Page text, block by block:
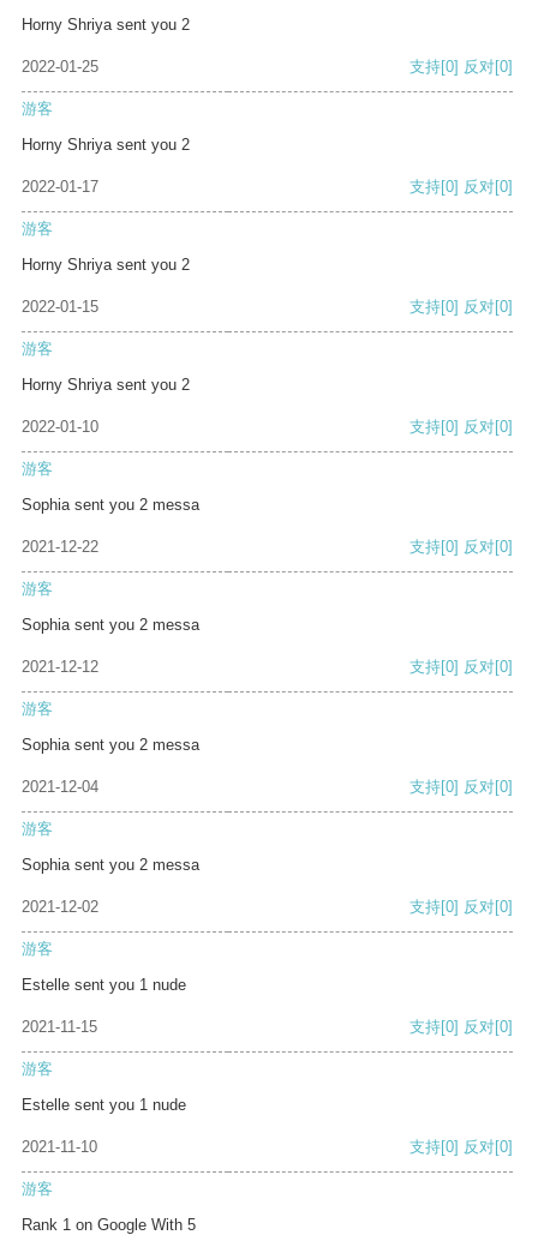
Horny Shriya sent you 2
2022-01-25 支持[0] 反对[0]
游客
Horny Shriya sent you 2
2022-01-17 支持[0] 反对[0]
游客
Horny Shriya sent you 2
2022-01-15 支持[0] 反对[0]
游客
Horny Shriya sent you 2
2022-01-10 支持[0] 反对[0]
游客
Sophia sent you 2 messa
2021-12-22 支持[0] 反对[0]
游客
Sophia sent you 2 messa
2021-12-12 支持[0] 反对[0]
游客
Sophia sent you 2 messa
2021-12-04 支持[0] 反对[0]
游客
Sophia sent you 2 messa
2021-12-02 支持[0] 反对[0]
游客
Estelle sent you 1 nude
2021-11-15 支持[0] 反对[0]
游客
Estelle sent you 1 nude
2021-11-10 支持[0] 反对[0]
游客
Rank 1 on Google With 5